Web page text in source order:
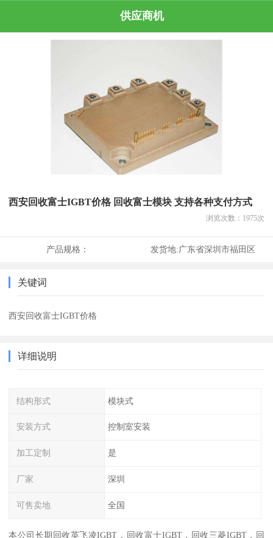
供应商机
西安回收富士IGBT价格 回收富士模块 支持各种支付方式
浏览次数： 1975次
产品规格： 发货地:广东省深圳市福田区
关键词
西安回收富士IGBT价格
详细说明
结构形式 模块式
安装方式 控制室安装
加工定制 是
厂家 深圳
可售卖地 全国
本公司长期回收英飞凌IGBT，回收富士IGBT，回收三菱IGBT，回